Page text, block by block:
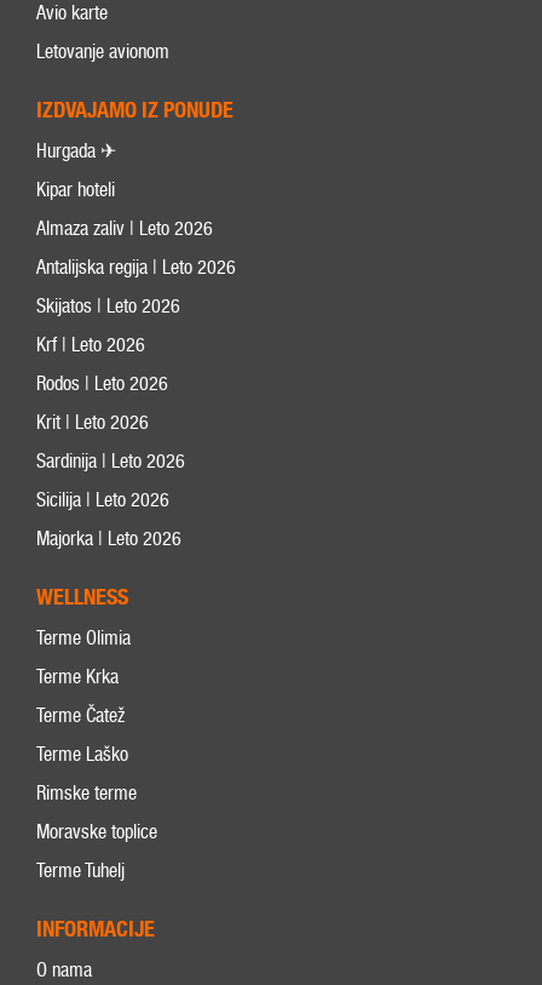
Avio karte
Letovanje avionom
IZDVAJAMO IZ PONUDE
Hurgada ✈
Kipar hoteli
Almaza zaliv | Leto 2026
Antalijska regija | Leto 2026
Skijatos | Leto 2026
Krf | Leto 2026
Rodos | Leto 2026
Krit | Leto 2026
Sardinija | Leto 2026
Sicilija | Leto 2026
Majorka | Leto 2026
WELLNESS
Terme Olimia
Terme Krka
Terme Čatež
Terme Laško
Rimske terme
Moravske toplice
Terme Tuhelj
INFORMACIJE
O nama